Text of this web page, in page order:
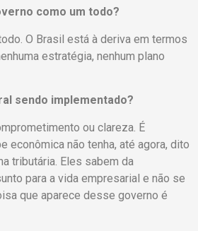
como um todo?
O Brasil está à deriva em termos
estratégia, nenhum plano
sendo implementado?
ou clareza. É
econômica não tenha, até agora, dito
tributária. Eles sabem da
para a vida empresarial e não se
que aparece desse governo é